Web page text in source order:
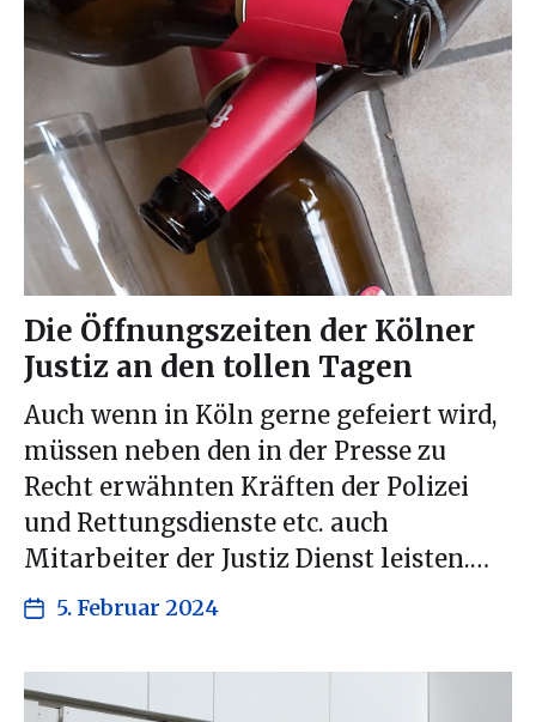
Die Öffnungszeiten der Kölner
Justiz an den tollen Tagen
Auch wenn in Köln gerne gefeiert wird,
müssen neben den in der Presse zu
Recht erwähnten Kräften der Polizei
und Rettungsdienste etc. auch
Mitarbeiter der Justiz Dienst leisten.…
5. Februar 2024